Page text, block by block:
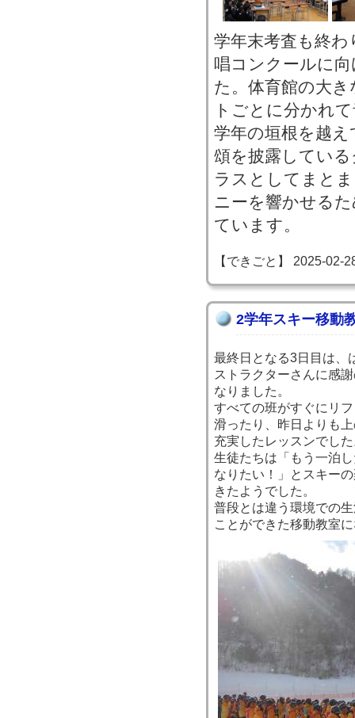
学年末考査も終
唱コンクールに
た。体育館の大
トごとに分かれ
学年の垣根を越
頌を披露してい
ラスとしてまと
ニーを響かせる
ています。
【できごと】 2025-02-
2学年スキー移動
最終日となる3日目は、
ストラクターさんに感
なりました。
すべての班がすぐにリ
滑ったり、昨日よりも
充実したレッスンでし
生徒たちは「もう一泊
なりたい！」とスキー
きたようでした。
普段とは違う環境での
ことができた移動教室